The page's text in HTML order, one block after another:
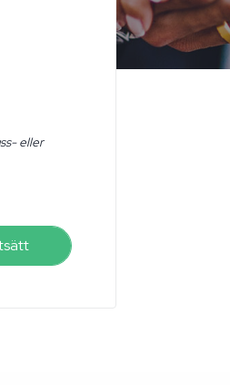
eller